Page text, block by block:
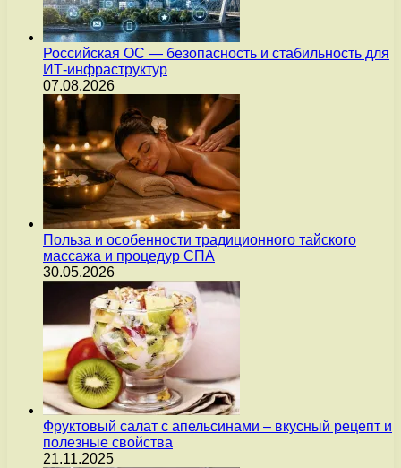
Российская ОС — безопасность и стабильность для
ИТ-инфраструктур
07.08.2026
Польза и особенности традиционного тайского
массажа и процедур СПА
30.05.2026
Фруктовый салат с апельсинами – вкусный рецепт и
полезные свойства
21.11.2025